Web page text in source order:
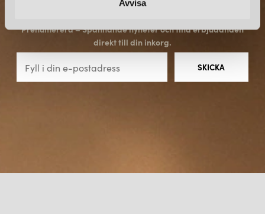
Avvisa
NYHETSBREV
Prenumerera – Spännande nyheter och fina erbjudanden
direkt till din inkorg.